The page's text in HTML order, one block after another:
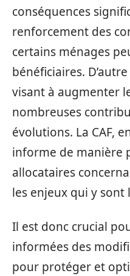
conséquences
renforcement des
certains ménages
bénéficiaires.
visant à augmenter
nombreuses
évolutions. La CAF,
informe de manière
allocataires
les enjeux qui y sont
Il est donc crucial
informées des
pour protéger et